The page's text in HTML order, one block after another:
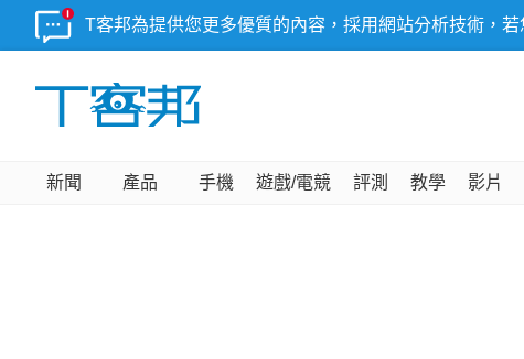
T客邦為提供您更多優質的內容，採用網站分析技術，
新聞 產品 手機 遊戲/電競 評測 教學 影片